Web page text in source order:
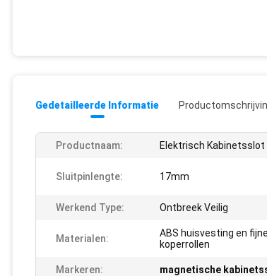
Gedetailleerde Informatie
Productnaam: Elektrisch Kabinetsslot
Sluitpinlengte: 17mm
Werkend Type: Ontbreek Veilig
Materialen:
ABS huisvesting en fijne
koperrollen
Markeren: magnetische